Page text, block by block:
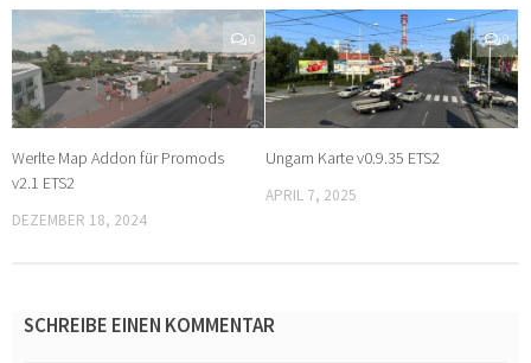
0
Werlte Map Addon für Promods
v2.1 ETS2
DEZEMBER 18, 2024
0
Ungarn Karte v0.9.35 ETS2
APRIL 7, 2025
SCHREIBE EINEN KOMMENTAR